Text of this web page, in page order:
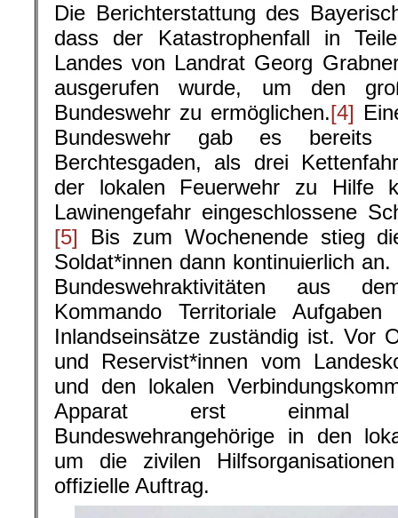
Die Berichterstattung des
dass der Katastrophenfall in
Landes von Landrat Georg
ausgerufen wurde, um den
Bundeswehr zu ermöglichen.[4]
Bundeswehr gab es
Berchtesgaden, als drei
der lokalen Feuerwehr zu Hilfe
Lawinengefahr eingeschlossene
[5] Bis zum Wochenende stieg
Soldat*innen dann kontinuierlich
Bundeswehraktivitäten aus
Kommando Territoriale
Inlandseinsätze zuständig ist. Vor
und Reservist*innen vom
und den lokalen
Apparat erst einmal
Bundeswehrangehörige in den
um die zivilen
offizielle Auftrag.